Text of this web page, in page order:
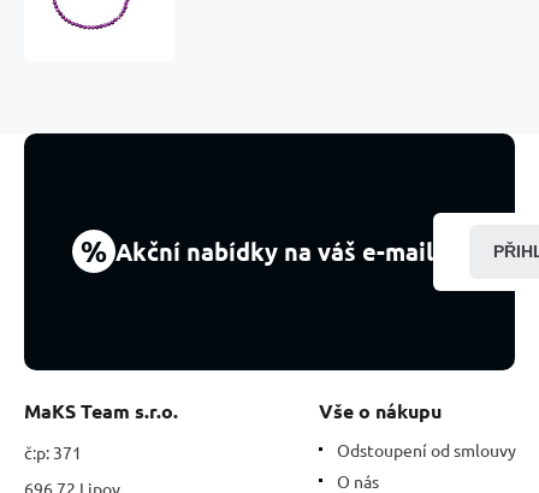
mm
17cm,
kámen
% Akční nabídky na váš e-mail
MaKS Team s.r.o.
č:p: 371
696 72 Lipov
Vše o nákupu
Odstoupení od smlouvy
O nás